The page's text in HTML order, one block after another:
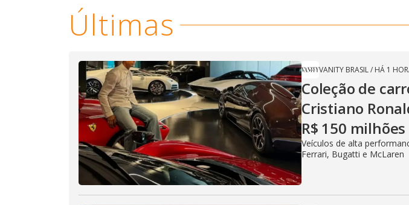
Últimas
VANITY BRASIL/ HÁ 1
Coleção de
Cristiano
R$ 150 milhões
Veículos de alta
Ferrari, Bugatti e McLaren